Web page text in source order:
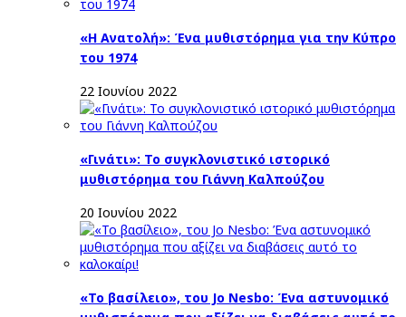
«Η Ανατολή»: Ένα μυθιστόρημα για την Κύπρο
του 1974
22 Ιουνίου 2022
«Γινάτι»: Το συγκλονιστικό ιστορικό
μυθιστόρημα του Γιάννη Καλπούζου
20 Ιουνίου 2022
«Το βασίλειο», του Jo Nesbo: Ένα αστυνομικό